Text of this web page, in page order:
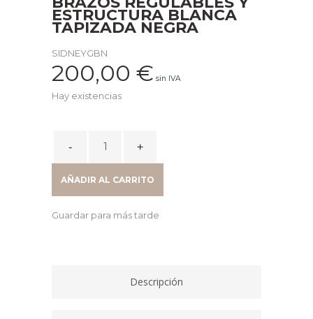
ESTRUCTURA BLANCA
TAPIZADA NEGRA
SIDNEYGBN
200,00 € sin IVA
Hay existencias
OPERATIVA
MALLA
AÑADIR AL CARRITO
Guardar para más tarde
Descripción